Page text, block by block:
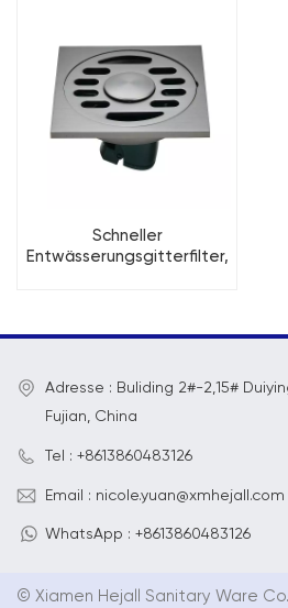
Schneller
Entwässerungsgitterfilter,
Edelstahl
Adresse : Buliding 2#-2,15#
Fujian, China
Tel : +8613860483126
Email : nicole.yuan@xmhejall.com
WhatsApp : +8613860483126
© Xiamen Hejall Sanitary Ware